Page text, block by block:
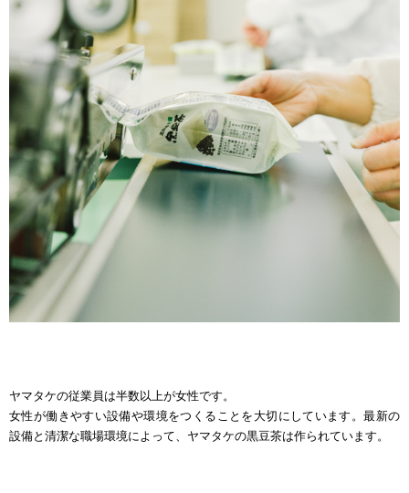
ヤマタケの従業員は半数以上が女性です。
女性が働きやすい設備や環境をつくることを大切にしています。最新の
設備と清潔な職場環境によって、ヤマタケの黒豆茶は作られています。